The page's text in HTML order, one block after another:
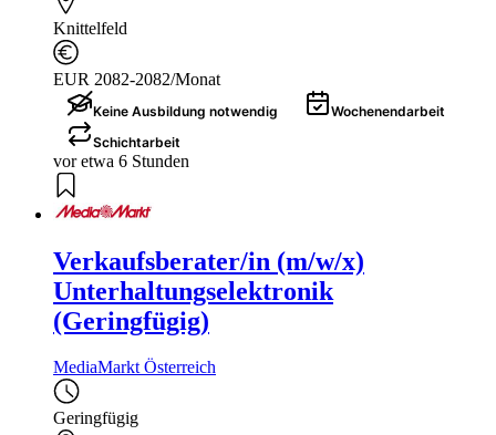
Knittelfeld
EUR 2082-2082/Monat
Keine Ausbildung notwendig
Wochenendarbeit
Schichtarbeit
vor etwa 6 Stunden
Verkaufsberater/in (m/w/x)
Unterhaltungselektronik
(Geringfügig)
MediaMarkt Österreich
Geringfügig